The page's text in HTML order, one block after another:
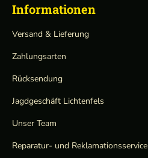
Informationen
Versand & Lieferung
Zahlungsarten
Rücksendung
Jagdgeschäft Lichtenfels
Unser Team
Reparatur- und Reklamationsservice